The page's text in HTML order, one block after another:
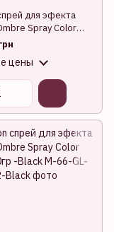
для эфекта
Spray Color
цены